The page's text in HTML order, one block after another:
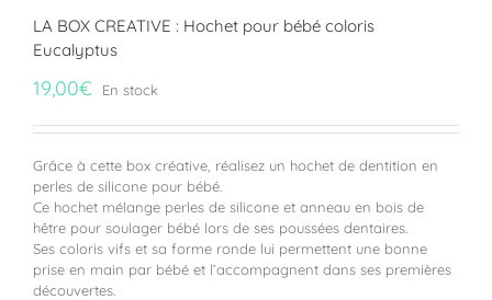
LA BOX CREATIVE : Hochet pour bébé coloris
Eucalyptus
19,00€ En stock
Grâce à cette box créative, réalisez un hochet de dentition en
perles de silicone pour bébé.
Ce hochet mélange perles de silicone et anneau en bois de
hêtre pour soulager bébé lors de ses poussées dentaires.
Ses coloris vifs et sa forme ronde lui permettent une bonne
prise en main par bébé et l’accompagnent dans ses premières
découvertes.